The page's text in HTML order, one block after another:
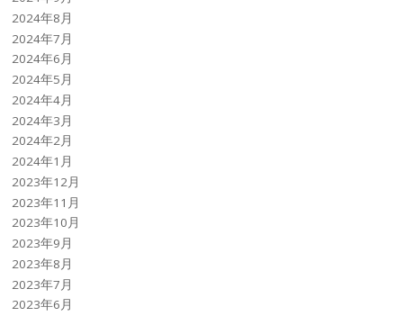
2024年8月
2024年7月
2024年6月
2024年5月
2024年4月
2024年3月
2024年2月
2024年1月
2023年12月
2023年11月
2023年10月
2023年9月
2023年8月
2023年7月
2023年6月